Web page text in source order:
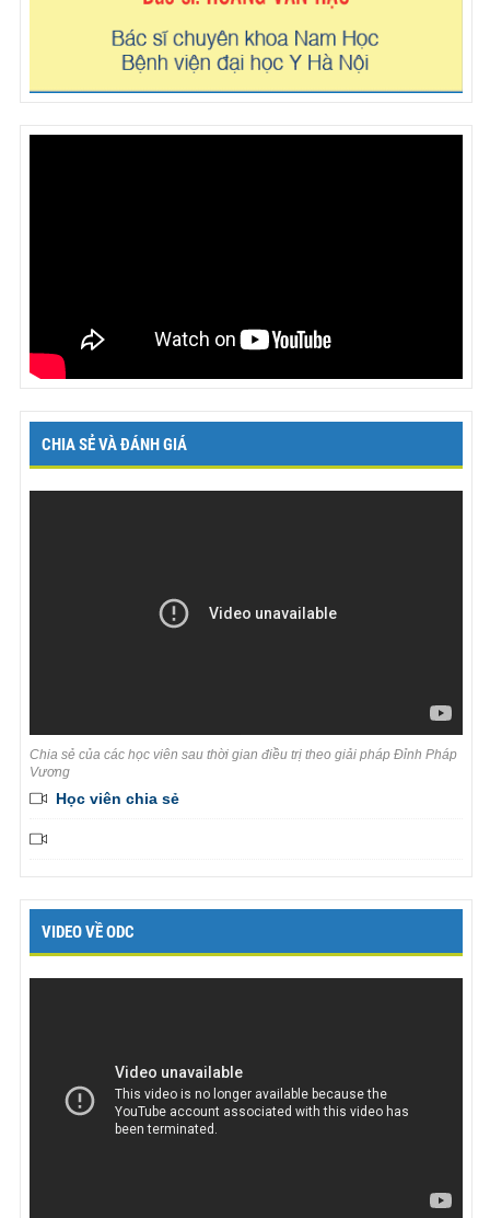
CHIA SẺ VÀ ĐÁNH GIÁ
Chia sẻ của các học viên sau thời gian điều trị theo giải pháp Đỉnh Pháp
Vương
Học viên chia sẻ
VIDEO VỀ ODC